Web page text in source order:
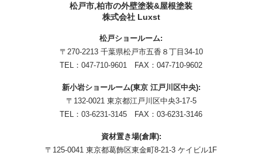
松戸市,柏市の外壁塗装&屋根塗装
株式会社 Luxst
松戸ショールーム:
〒270-2213 千葉県松戸市五香８丁目34-10
TEL： 047-710-9601 FAX：047-710-9602
新小岩ショールーム(東京 江戸川区中央):
〒132-0021 東京都江戸川区中央3-17-5
TEL： 03-6231-3145 FAX：03-6231-3146
資材置き場(倉庫):
〒125-0041 東京都葛飾区東金町8-21-3 ケイビル1F